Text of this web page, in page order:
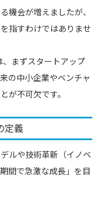
機会が増えましたが、
指すわけではありませ
まずスタートアップ
の中小企業やベンチャ
が不可欠です。
定義
ルや技術革新（イノベ
間で急激な成長」を目